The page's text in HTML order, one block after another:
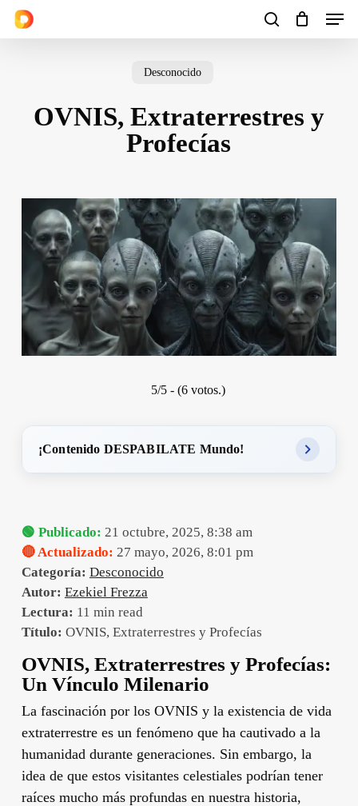
Skip
search
Menu
Cart Close
Desconocido
OVNIS, Extraterrestres y
Profecías
5/5 - (6 votos.)
¡Contenido DESPABILATE Mundo!
🟢 Publicado: 21 octubre, 2025, 8:38 am
🔴 Actualizado: 27 mayo, 2026, 8:01 pm
Categoría: Desconocido
Autor: Ezekiel Frezza
Lectura: 11 min read
Título: OVNIS, Extraterrestres y Profecías
OVNIS, Extraterrestres y Profecías:
Un Vínculo Milenario
La fascinación por los OVNIS y la existencia de vida
extraterrestre es un fenómeno que ha cautivado a la
humanidad durante generaciones. Sin embargo, la
idea de que estos visitantes celestiales podrían tener
raíces mucho más profundas en nuestra historia,